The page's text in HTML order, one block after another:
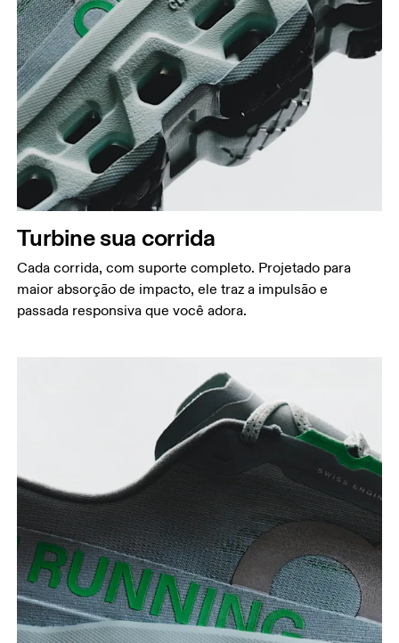
Turbine sua corrida
Cada corrida, com suporte completo. Projetado para
maior absorção de impacto, ele traz a impulsão e
passada responsiva que você adora.